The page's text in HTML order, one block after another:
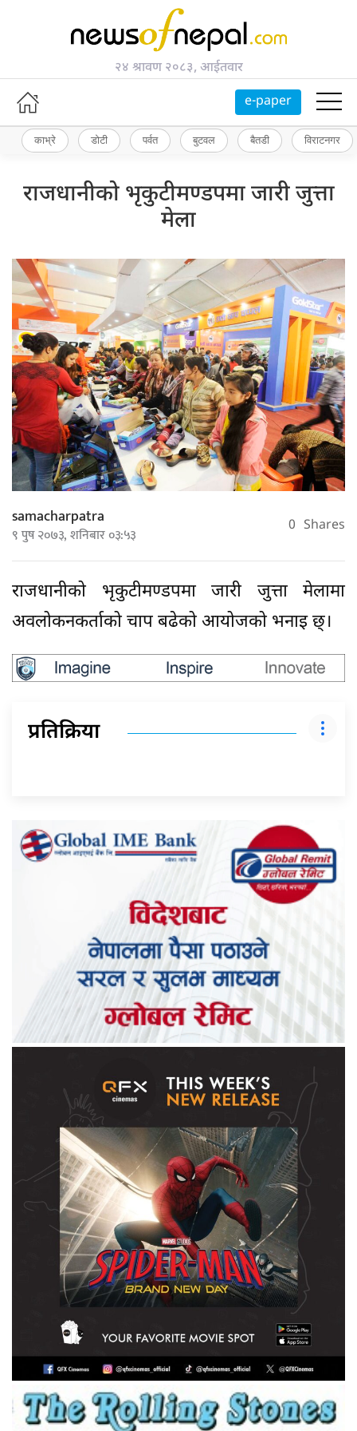
२४ श्रावण २०८३, आईतवार
e-paper
काभ्रे डोटी पर्वत बुटवल बैतडी विराटनगर
राजधानीको भृकुटीमण्डपमा जारी जुत्ता
मेला
samacharpatra
९ पुष २०७३, शनिबार ०३:५३ 0 Shares
राजधानीको भृकुटीमण्डपमा जारी जुत्ता मेलामा
अवलोकनकर्ताको चाप बढेको आयोजको भनाइ छ्।
प्रतिक्रिया